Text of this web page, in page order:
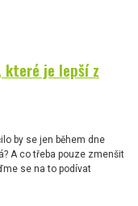
které je lepší z
by se jen během dne
A co třeba pouze zmenšit
se na to podívat